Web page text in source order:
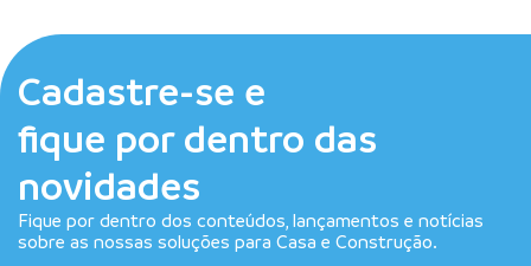
Cadastre-se e
fique por dentro das
novidades
Fique por dentro dos conteúdos, lançamentos e notícias
sobre as nossas soluções para Casa e Construção.